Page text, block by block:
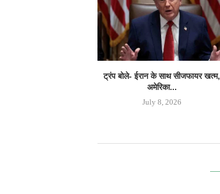
ट्रंप बोले- ईरान के साथ सीजफायर खत्म,
अमेरिका...
July 8, 2026